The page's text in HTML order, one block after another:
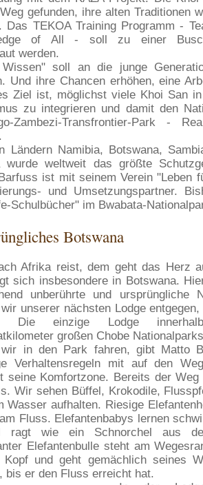
gefunden, ihre alten Traditionen
Das TEKOA Training Programm -
of All - soll zu einer
werden.
soll an die junge
Und ihre Chancen erhöhen, eine
Ziel ist, möglichst viele Khoi San
zu integrieren und damit den
Zambezi-Transfrontier-Park -
Ländern Namibia, Botswana,
wurde weltweit das größte
ist mit seinem Verein "Leben
und Umsetzungspartner.
Schulbücher" im Bwabata-
Botswana
Afrika reist, dem geht das Herz
sich insbesondere in Botswana.
unberührte und ursprüngliche
unserer nächsten Lodge
Die einzige Lodge
großen Chobe
in den Park fahren, gibt Matto
Verhaltensregeln mit auf den
seine Komfortzone. Bereits der
Wir sehen Büffel, Krokodile,
Wasser aufhalten. Riesige
Fluss. Elefantenbabys lernen
ragt wie ein Schnorchel aus
Elefantenbulle steht am
Kopf und geht gemächlich seines
bis er den Fluss erreicht hat.